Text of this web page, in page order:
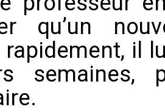
qu’un
rapidement, il
semaines,